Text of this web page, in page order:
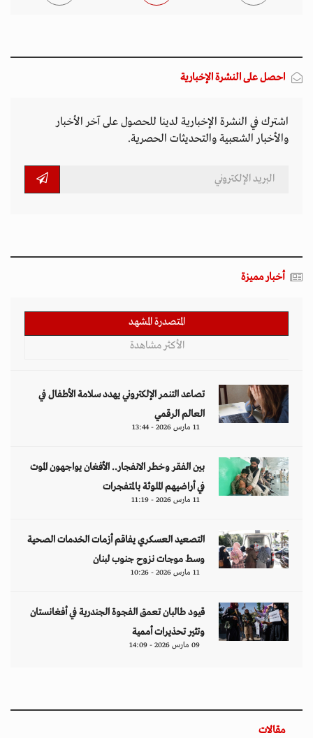
احصل على النشرة الإخبارية
اشترك في النشرة الإخبارية لدينا للحصول على آخر الأخبار
والأخبار الشعبية والتحديثات الحصرية.
أخبار مميزة
المتصدرة المشهد
الأكثر مشاهدة
تصاعد التنمر الإلكتروني يهدد سلامة الأطفال في
العالم الرقمي
11 مارس 2026 - 13:44
بين الفقر وخطر الانفجار.. الأفغان يواجهون الموت
في أراضيهم الملوثة بالمتفجرات
11 مارس 2026 - 11:19
التصعيد العسكري يفاقم أزمات الخدمات الصحية
وسط موجات نزوح جنوب لبنان
11 مارس 2026 - 10:26
قيود طالبان تعمق الفجوة الجندرية في أفغانستان
وتثير تحذيرات أممية
09 مارس 2026 - 14:09
مقالات